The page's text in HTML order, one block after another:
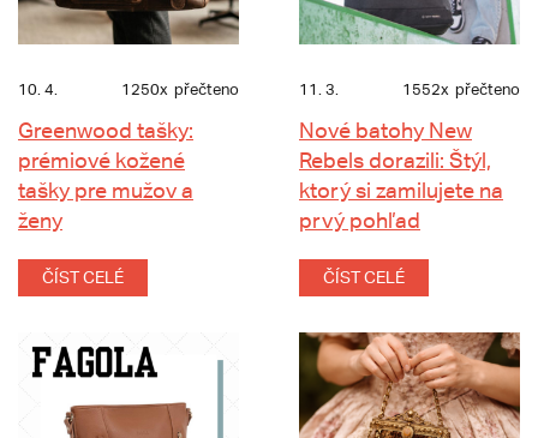
10. 4. 1250x přečteno
Greenwood tašky:
prémiové kožené
tašky pre mužov a
ženy
ČÍST CELÉ
11. 3. 1552x přečteno
Nové batohy New
Rebels dorazili: Štýl,
ktorý si zamilujete na
prvý pohľad
ČÍST CELÉ